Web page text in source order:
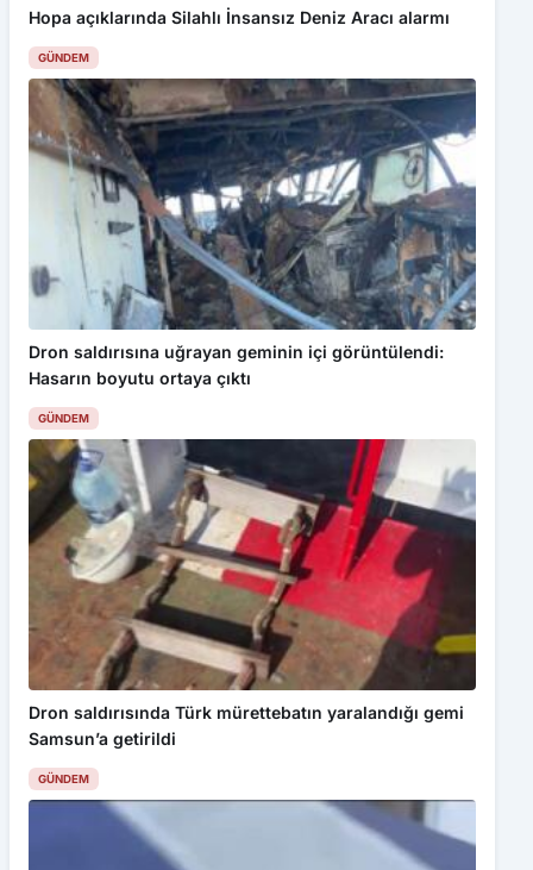
Hopa açıklarında Silahlı İnsansız Deniz Aracı alarmı
GÜNDEM
Dron saldırısına uğrayan geminin içi görüntülendi:
Hasarın boyutu ortaya çıktı
GÜNDEM
Dron saldırısında Türk mürettebatın yaralandığı gemi
Samsun’a getirildi
GÜNDEM